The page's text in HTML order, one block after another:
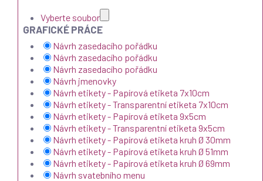
Vyberte soubor
GRAFICKÉ PRÁCE
Návrh zasedacího pořádku
Návrh zasedacího pořádku
Návrh zasedacího pořádku
Návrh jmenovky
Návrh etikety - Papírová etiketa 7x10cm
Návrh etikety - Transparentní etiketa 7x10cm
Návrh etikety - Papírová etiketa 9x5cm
Návrh etikety - Transparentní etiketa 9x5cm
Návrh etikety - Papírová etiketa kruh Ø 30mm
Návrh etikety - Papírová etiketa kruh Ø 51mm
Návrh etikety - Papírová etiketa kruh Ø 69mm
Návrh svatebního menu